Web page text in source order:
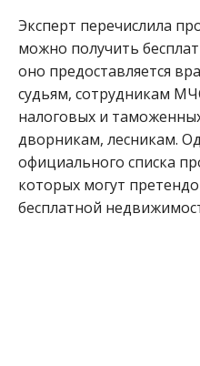
Эксперт перечислила
можно получить
оно предоставляется
судьям, сотрудникам
налоговых и
дворникам, лесникам.
официального списка
которых могут
бесплатной